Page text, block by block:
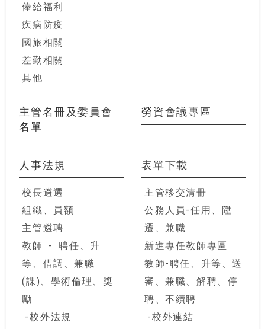
俸給福利
疾病防疫
國旅相關
差勤相關
其他
主管名冊及委員會
名單
勞資會議專區
人事法規
校長遴選
組織、員額
主管遴聘
教師 - 聘任、升
等、借調、兼職
(課)、學術倫理、獎
勵
校外法規
表單下載
主管移交清冊
公務人員-任用、陞
遷、兼職
新進專任教師專區
教師-聘任、升等、送
審、兼職、解聘、停
聘、不續聘
校外連結